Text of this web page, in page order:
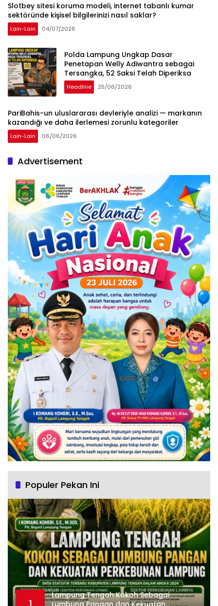
Slotbey sitesi koruma modeli, internet tabanlı kumar
sektöründe kişisel bilgilerinizi nasıl saklar?
Lain-Lain 04/07/2026
Polda Lampung Ungkap Dasar
Penetapan Welly Adiwantra sebagai
Tersangka, 52 Saksi Telah Diperiksa
Headline 25/06/2026
PariBahis-un uluslararası devleriyle analizi — markanın
kazandığı ve daha ilerlemesi zorunlu kategoriler
Lain-Lain 06/06/2026
Advertisement
Populer Pekan Ini
Lampung Tengah Kokoh Sebagai
Lumbung Pangan dan Kekuatan